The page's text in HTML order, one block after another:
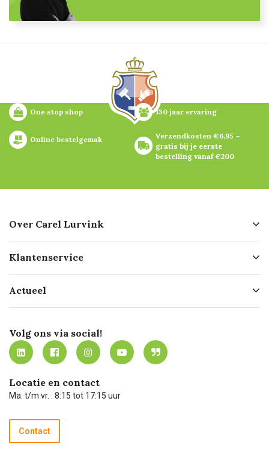
One stop shop 130 jaar ervaring
Online bestelgemak
Verzendkosten €6,95 –
gratis bij je eerste
bestelling vanaf €200
Over Carel Lurvink
Geschiedenis
Missie
Werken bij Carel Lurvink
MVO
Klantenservice
Bezorgen
Mijn Carel Lurvink
Mijn Carel Lurvink instructievideo's
Carel Lurvink App
Hulp op afstand
Technische dienst
Recycle programma
Betalen
Actueel
Innovation LAB
Tevreden klanten
Carel Lurvink Blog
Carel de podcast
Volg ons via social!
Locatie en contact
Ma. t/m vr. : 8:15 tot 17:15 uur
Contact